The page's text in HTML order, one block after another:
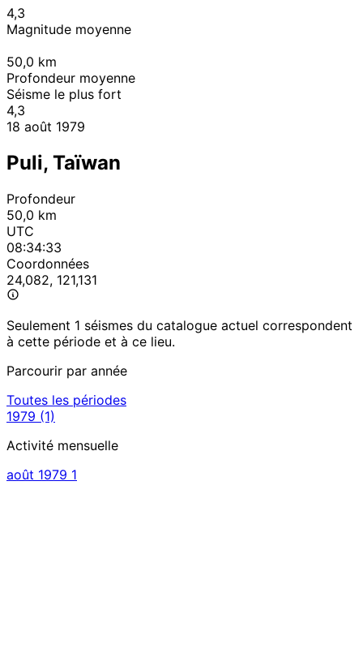
4,3
Magnitude moyenne
50,0 km
Profondeur moyenne
Séisme le plus fort
4,3
18 août 1979
Puli, Taïwan
Profondeur
50,0 km
UTC
08:34:33
Coordonnées
24,082, 121,131
Seulement 1 séismes du catalogue actuel correspondent
à cette période et à ce lieu.
Parcourir par année
Toutes les périodes
1979 (1)
Activité mensuelle
août 1979 1